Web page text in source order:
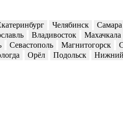
Челябинск Самара
Владивосток Махачкала
Севастополь Магнитогорск
Орёл Подольск